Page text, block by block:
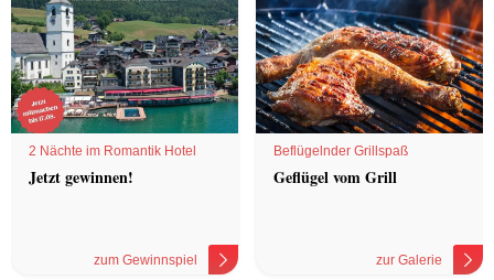
2 Nächte im Romantik Hotel
Jetzt gewinnen!
zum Gewinnspiel
Beflügelnder Grillspaß
Geflügel vom Grill
zur Galerie